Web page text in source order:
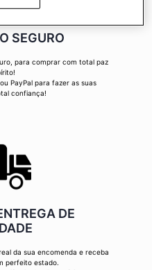
SEGURO
para comprar com total paz
PayPal para fazer as suas
confiança!
DE
da sua encomenda e receba
perfeito estado.